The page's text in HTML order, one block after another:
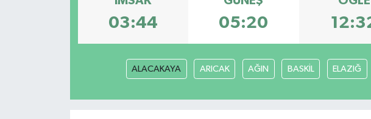
03:44 05:20
ALACAKAYA ARICAK AĞIN BASKİL ELAZIĞ